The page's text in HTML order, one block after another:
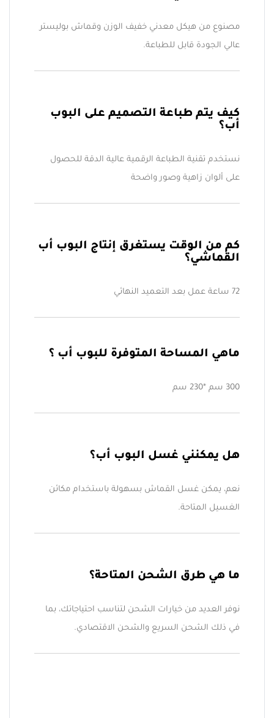
مصنوع من هيكل معدني خفيف الوزن وقماش بوليستر
عالي الجودة قابل للطباعة.
كيف يتم طباعة التصميم على البوب
أب؟
نستخدم تقنية الطباعة الرقمية عالية الدقة للحصول
على ألوان زاهية وصور واضحة
كم من الوقت يستغرق إنتاج البوب أب
القماشي؟
72 ساعة عمل بعد التعميد النهائي
ماهي المساحة المتوفرة للبوب أب ؟
300 سم *230 سم
هل يمكنني غسل البوب أب؟
نعم، يمكن غسل القماش بسهولة باستخدام مكائن
الغسيل المتاحة.
ما هي طرق الشحن المتاحة؟
نوفر العديد من خيارات الشحن لتناسب احتياجاتك، بما
في ذلك الشحن السريع والشحن الاقتصادي.